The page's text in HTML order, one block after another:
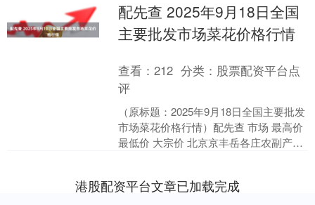
配先查 2025年9月18日全国
主要批发市场菜花价格行情
查看：212 分类： 股票配资平台点
评
（原标题：2025年9月18日全国主要批发
市场菜花价格行情）配先查 市场 最高价
最低价 大宗价 北京京丰岳各庄农副产品
港股配资平台文章已加载完成